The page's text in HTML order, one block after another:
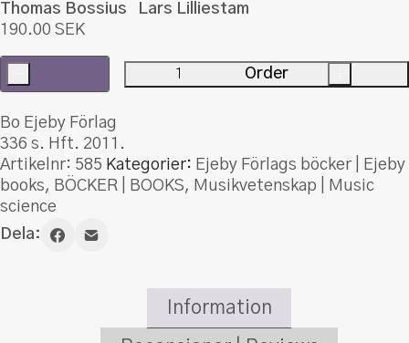
Thomas Bossius Lars Lilliestam
190.00 SEK
Musiken
jag
mängd
Order
Bo Ejeby Förlag
336 s. Hft. 2011.
Artikelnr: 585 Kategorier: Ejeby Förlags böcker | Ejeby
books, BÖCKER | BOOKS, Musikvetenskap | Music
science
Dela:
Information